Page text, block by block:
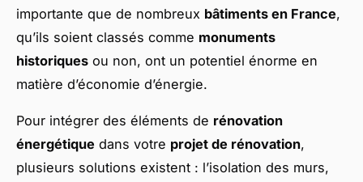
importante que de nombreux bâtiments en France,
qu’ils soient classés comme monuments
historiques ou non, ont un potentiel énorme en
matière d’économie d’énergie.
Pour intégrer des éléments de rénovation
énergétique dans votre projet de rénovation,
plusieurs solutions existent : l’isolation des murs,